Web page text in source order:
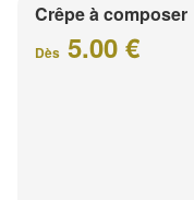
Crêpe à composer
Dès 5.00 €